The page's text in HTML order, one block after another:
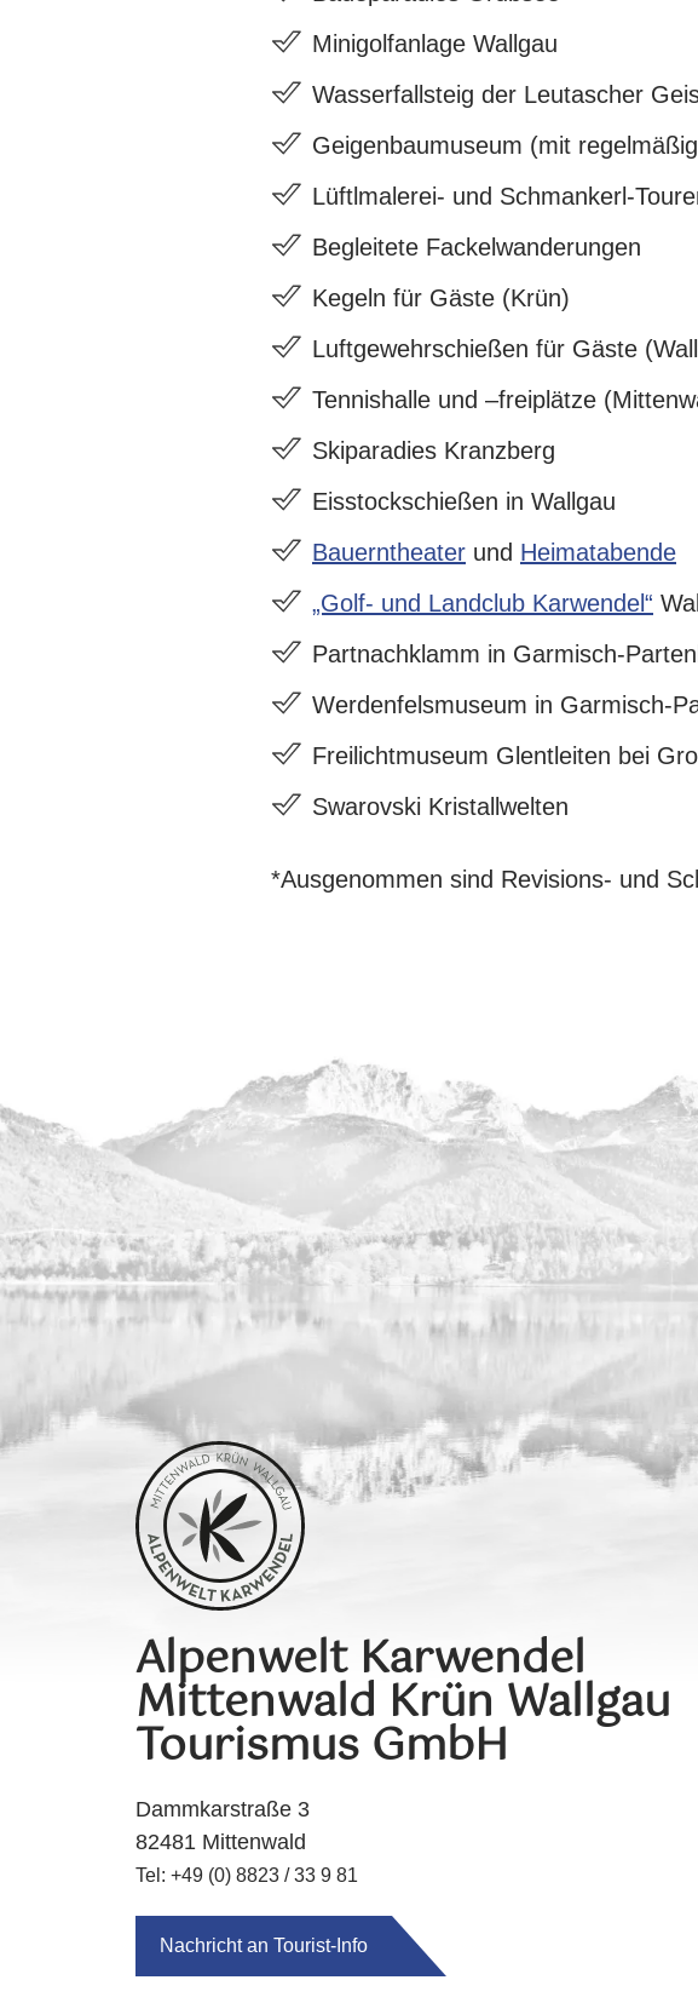
Minigolfanlage Wallgau
Wasserfallsteig der Leutascher
Geigenbaumuseum (mit
Lüftlmalerei- und Schmankerl-
Begleitete Fackelwanderungen
Kegeln für Gäste (Krün)
Luftgewehrschießen für Gäste
Tennishalle und –freiplätze
Skiparadies Kranzberg
Eisstockschießen in Wallgau
Bauerntheater und Heimatabende
„Golf- und Landclub Karwendel“
Partnachklamm in Garmisch-
Werdenfelsmuseum in Garmisch-
Freilichtmuseum Glentleiten bei
Swarovski Kristallwelten
*Ausgenommen sind Revisions- und
Alpenwelt Karwendel
Mittenwald Krün Wallgau
Tourismus GmbH
Dammkarstraße 3
82481 Mittenwald
Tel: +49 (0) 8823 / 33 9 81
Nachricht an Tourist-Info